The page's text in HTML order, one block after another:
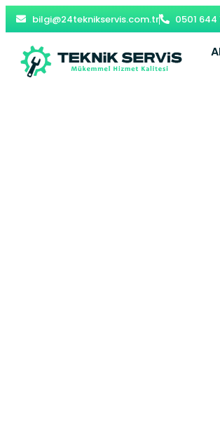
bilgi@24teknikservis.com.tr 0501 644